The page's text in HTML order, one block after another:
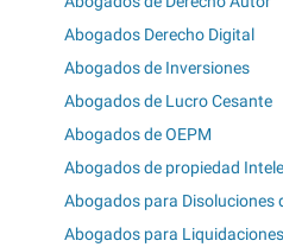
Abogados Derecho Digital
Abogados de Inversiones
Abogados de Lucro Cesante
Abogados de OEPM
Abogados de propiedad
Abogados para Disoluciones
Abogados para